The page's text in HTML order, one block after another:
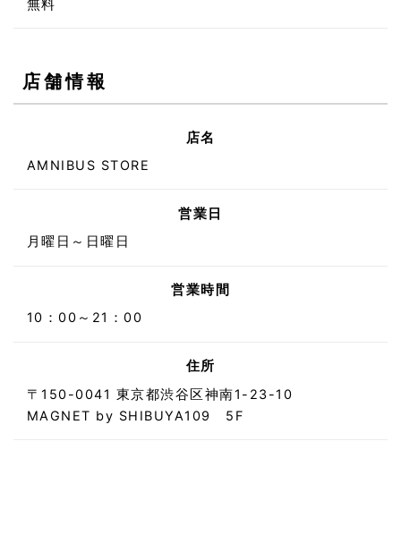
無料
店舗情報
店名
AMNIBUS STORE
営業日
月曜日～日曜日
営業時間
10：00～21：00
住所
〒150-0041 東京都渋谷区神南1-23-10
MAGNET by SHIBUYA109 5F